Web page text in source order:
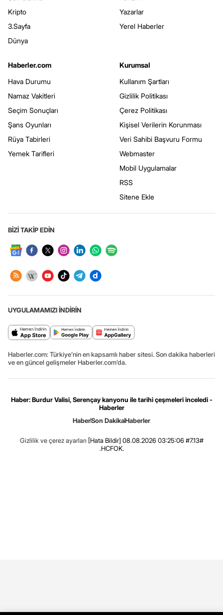
Kripto
3.Sayfa
Dünya
Yazarlar
Yerel Haberler
Haberler.com
Hava Durumu
Namaz Vakitleri
Seçim Sonuçları
Şans Oyunları
Rüya Tabirleri
Yemek Tarifleri
Kurumsal
Kullanım Şartları
Gizlilik Politikası
Çerez Politikası
Kişisel Verilerin Korunması
Veri Sahibi Başvuru Formu
Webmaster
Mobil Uygulamalar
RSS
Sitene Ekle
BİZİ TAKİP EDİN
UYGULAMAMIZI İNDİRİN
Haberler.com: Türkiye’nin en kapsamlı haber sitesi. Son dakika haberleri
ve en güncel gelişmeler Haberler.com’da.
Haber: Burdur Valisi, Serençay kanyonu ile tarihi çeşmeleri inceledi -
Haberler
HaberSon DakikaHaberler
Gizlilik ve çerez ayarları [Hata Bildir] 08.08.2026 03:25:06 #7.13#
.HCFOK.